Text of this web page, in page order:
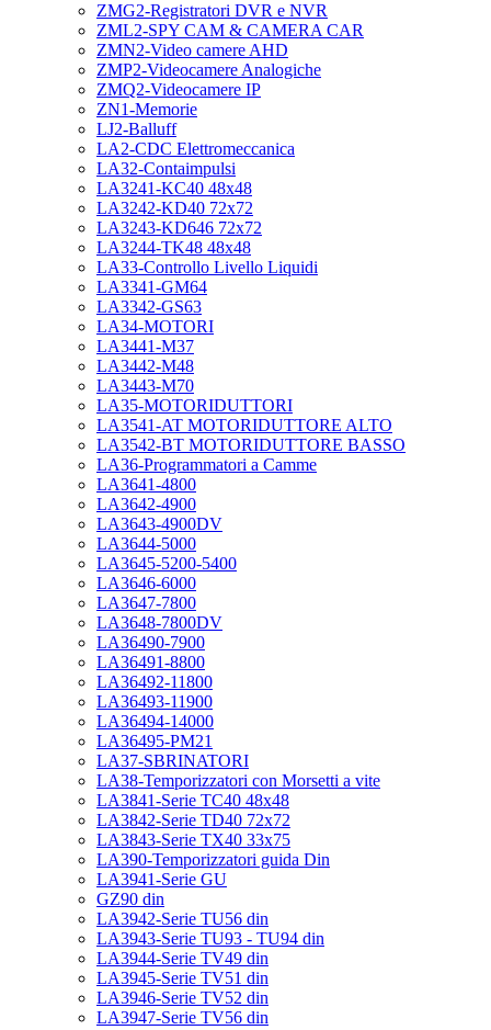
ZMG2-Registratori DVR e NVR
ZML2-SPY CAM & CAMERA CAR
ZMN2-Video camere AHD
ZMP2-Videocamere Analogiche
ZMQ2-Videocamere IP
ZN1-Memorie
LJ2-Balluff
LA2-CDC Elettromeccanica
LA32-Contaimpulsi
LA3241-KC40 48x48
LA3242-KD40 72x72
LA3243-KD646 72x72
LA3244-TK48 48x48
LA33-Controllo Livello Liquidi
LA3341-GM64
LA3342-GS63
LA34-MOTORI
LA3441-M37
LA3442-M48
LA3443-M70
LA35-MOTORIDUTTORI
LA3541-AT MOTORIDUTTORE ALTO
LA3542-BT MOTORIDUTTORE BASSO
LA36-Programmatori a Camme
LA3641-4800
LA3642-4900
LA3643-4900DV
LA3644-5000
LA3645-5200-5400
LA3646-6000
LA3647-7800
LA3648-7800DV
LA36490-7900
LA36491-8800
LA36492-11800
LA36493-11900
LA36494-14000
LA36495-PM21
LA37-SBRINATORI
LA38-Temporizzatori con Morsetti a vite
LA3841-Serie TC40 48x48
LA3842-Serie TD40 72x72
LA3843-Serie TX40 33x75
LA390-Temporizzatori guida Din
LA3941-Serie GU
GZ90 din
LA3942-Serie TU56 din
LA3943-Serie TU93 - TU94 din
LA3944-Serie TV49 din
LA3945-Serie TV51 din
LA3946-Serie TV52 din
LA3947-Serie TV56 din